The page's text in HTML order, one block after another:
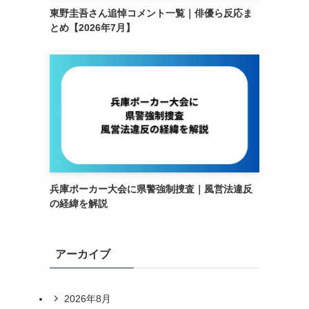
東野圭吾さん追悼コメント一覧｜俳優ら反応ま
とめ【2026年7月】
兵庫ポーカー大会に県警強制捜査｜風営法違反
の経緯を解説
アーカイブ
2026年8月